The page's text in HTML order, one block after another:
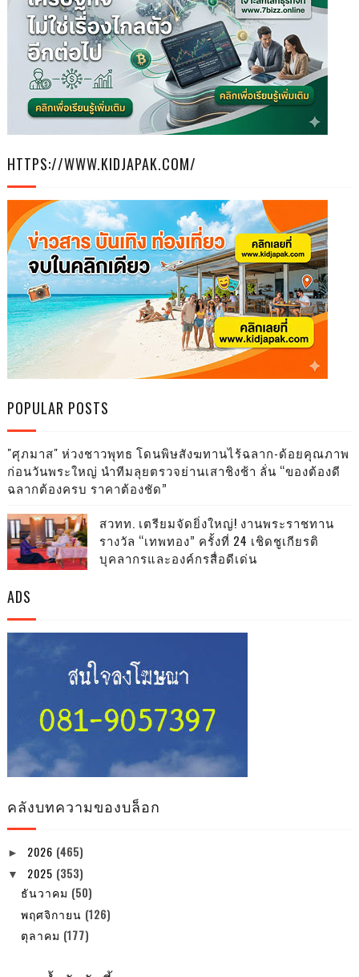
HTTPS://WWW.KIDJAPAK.COM/
POPULAR POSTS
"ศุภมาส" ห่วงชาวพุทธ โดนพิษสังฆทานไร้ฉลาก-ด้อยคุณภาพ
ก่อนวันพระใหญ่ นำทีมลุยตรวจย่านเสาชิงช้า ลั่น “ของต้องดี
ฉลากต้องครบ ราคาต้องชัด”
สวทท. เตรียมจัดยิ่งใหญ่! งานพระราชทาน
รางวัล “เทพทอง” ครั้งที่ 24 เชิดชูเกียรติ
บุคลากรและองค์กรสื่อดีเด่น
ADS
คลังบทความของบล็อก
► 2026 (465)
▼ 2025 (353)
ธันวาคม (50)
พฤศจิกายน (126)
ตุลาคม (177)